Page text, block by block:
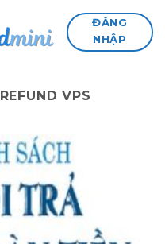
ĐĂNG
NHẬP
REFUND VPS